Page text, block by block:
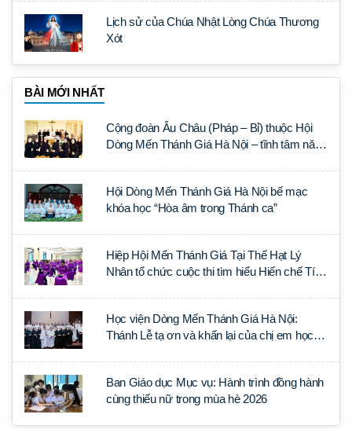
Lịch sử của Chúa Nhật Lòng Chúa Thương
Xót
BÀI MỚI NHẤT
Cộng đoàn Âu Châu (Pháp – Bỉ) thuộc Hội
Dòng Mến Thánh Giá Hà Nội – tĩnh tâm năm
Hội Dòng Mến Thánh Giá Hà Nội bế mạc
khóa học “Hòa âm trong Thánh ca”
Hiệp Hội Mến Thánh Giá Tại Thế Hạt Lý
Nhân tổ chức cuộc thi tìm hiểu Hiến chế Tín
Học viện Dòng Mến Thánh Giá Hà Nội:
Thánh Lễ tạ ơn và khấn lại của chị em học
Ban Giáo dục Mục vụ: Hành trình đồng hành
cùng thiếu nữ trong mùa hè 2026